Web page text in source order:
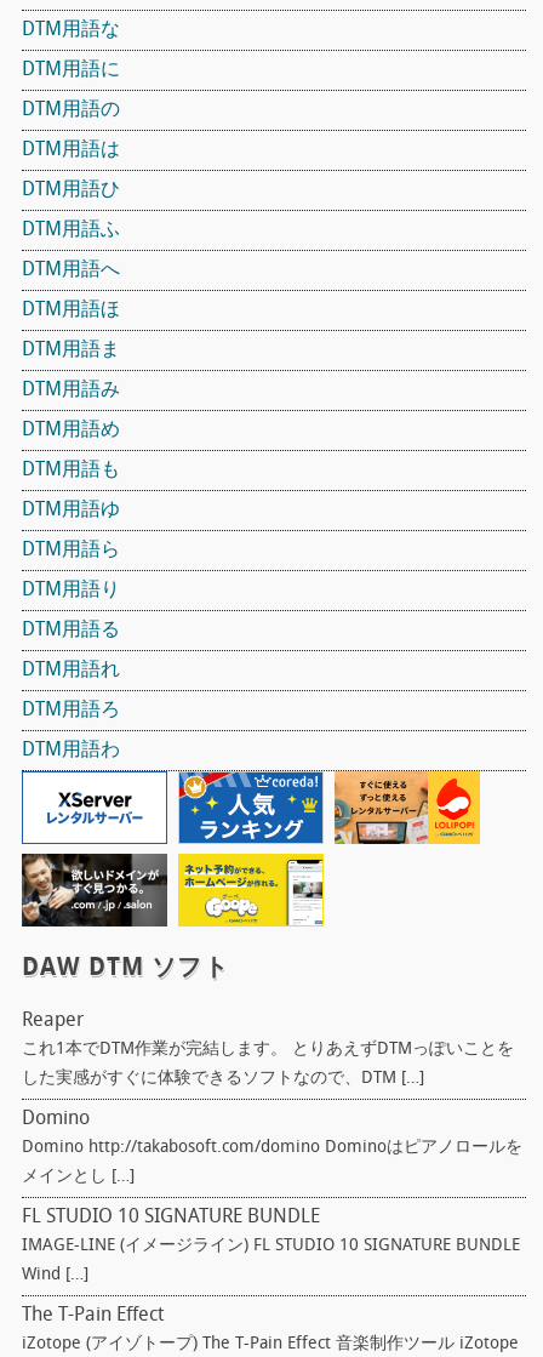
DTM用語な
DTM用語に
DTM用語の
DTM用語は
DTM用語ひ
DTM用語ふ
DTM用語へ
DTM用語ほ
DTM用語ま
DTM用語み
DTM用語め
DTM用語も
DTM用語ゆ
DTM用語ら
DTM用語り
DTM用語る
DTM用語れ
DTM用語ろ
DTM用語わ
DAW DTM ソフト
Reaper
これ1本でDTM作業が完結します。 とりあえずDTMっぽいことを
した実感がすぐに体験できるソフトなので、DTM […]
Domino
Domino http://takabosoft.com/domino Dominoはピアノロールを
メインとし […]
FL STUDIO 10 SIGNATURE BUNDLE
IMAGE-LINE (イメージライン) FL STUDIO 10 SIGNATURE BUNDLE
Wind […]
The T-Pain Effect
iZotope (アイゾトープ) The T-Pain Effect 音楽制作ツール iZotope